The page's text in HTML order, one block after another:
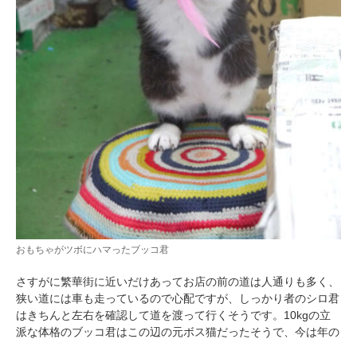
おもちゃがツボにハマったブッコ君
さすがに繁華街に近いだけあってお店の前の道は人通りも多く、
狭い道には車も走っているので心配ですが、しっかり者のシロ君
はきちんと左右を確認して道を渡って行くそうです。10kgの立
派な体格のブッコ君はこの辺の元ボス猫だったそうで、今は年の
PECOアプリをダウンロード済みの方
アプリで開く